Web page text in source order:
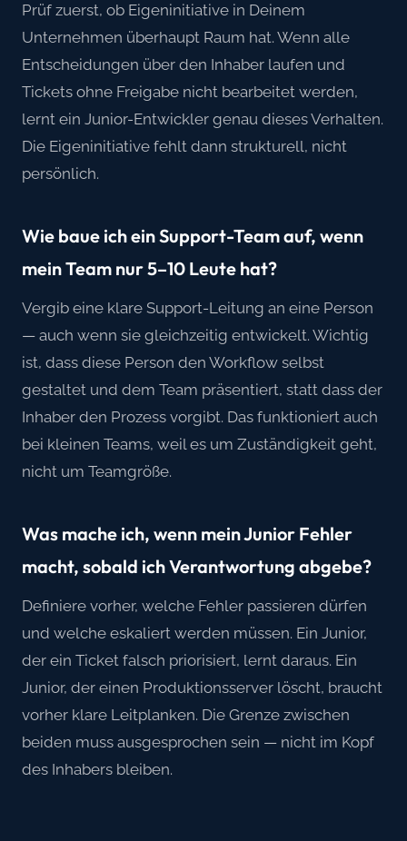
Prüf zuerst, ob Eigeninitiative in Deinem
Unternehmen überhaupt Raum hat. Wenn alle
Entscheidungen über den Inhaber laufen und
Tickets ohne Freigabe nicht bearbeitet werden,
lernt ein Junior-Entwickler genau dieses Verhalten.
Die Eigeninitiative fehlt dann strukturell, nicht
persönlich.
Wie baue ich ein Support-Team auf, wenn
mein Team nur 5–10 Leute hat?
Vergib eine klare Support-Leitung an eine Person
— auch wenn sie gleichzeitig entwickelt. Wichtig
ist, dass diese Person den Workflow selbst
gestaltet und dem Team präsentiert, statt dass der
Inhaber den Prozess vorgibt. Das funktioniert auch
bei kleinen Teams, weil es um Zuständigkeit geht,
nicht um Teamgröße.
Was mache ich, wenn mein Junior Fehler
macht, sobald ich Verantwortung abgebe?
Definiere vorher, welche Fehler passieren dürfen
und welche eskaliert werden müssen. Ein Junior,
der ein Ticket falsch priorisiert, lernt daraus. Ein
Junior, der einen Produktionsserver löscht, braucht
vorher klare Leitplanken. Die Grenze zwischen
beiden muss ausgesprochen sein — nicht im Kopf
des Inhabers bleiben.